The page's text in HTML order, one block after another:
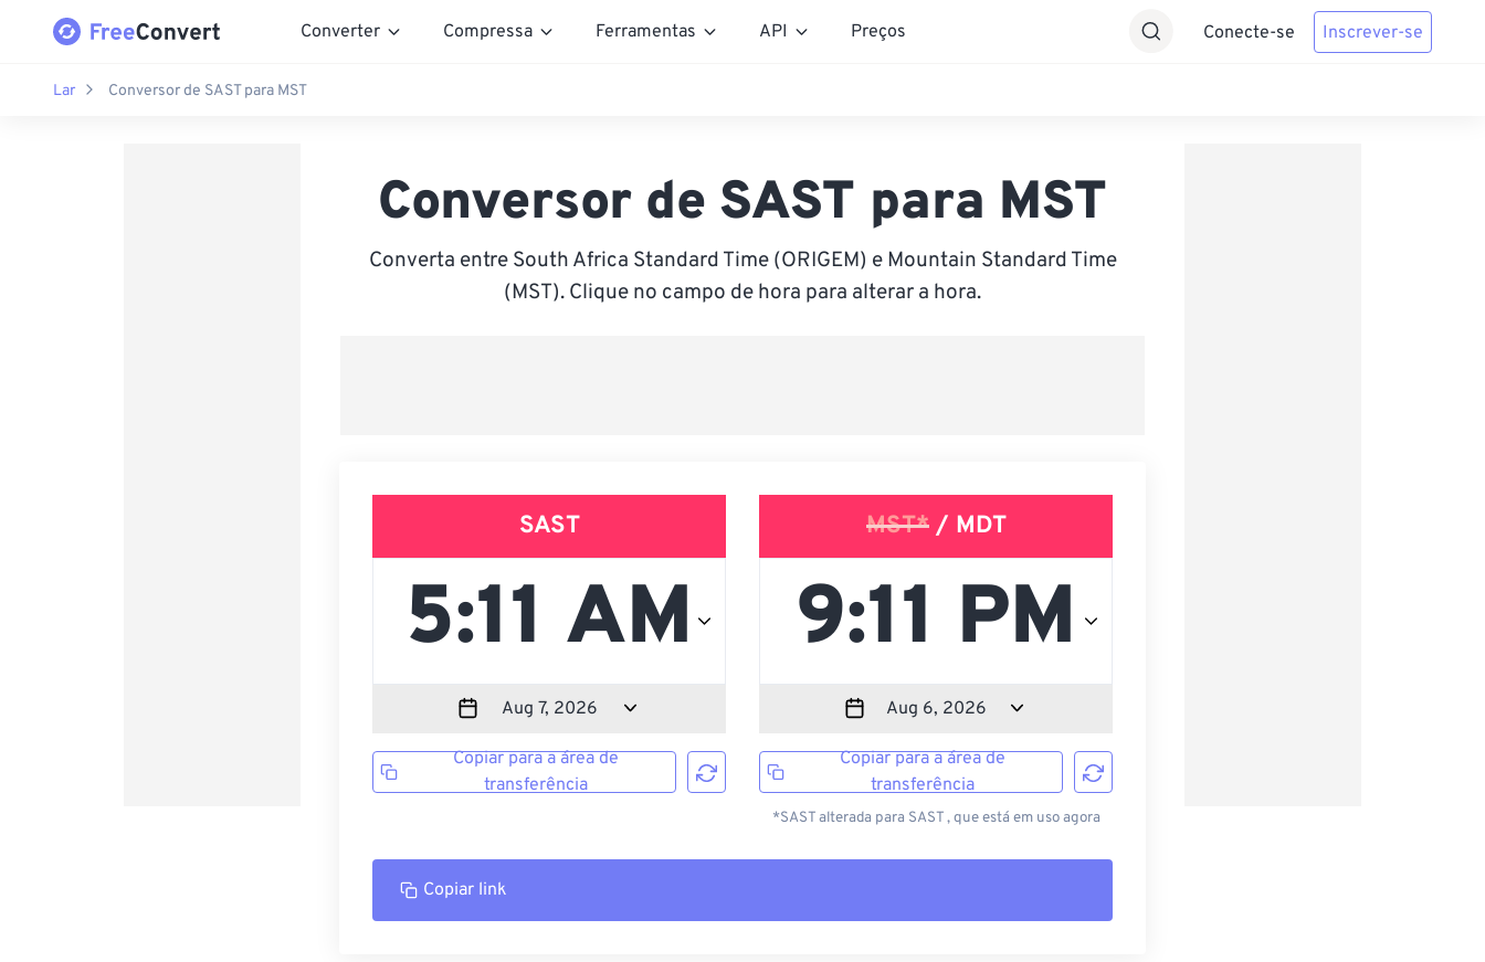
Converter Compressa Ferramentas API Preços Conecte-se Inscrever-se
Lar Conversor de SAST para MST
Conversor de SAST para MST
Converta entre South Africa Standard Time (ORIGEM) e Mountain Standard Time
(MST). Clique no campo de hora para alterar a hora.
SAST
Copiar para a área de
transferência
MST*/ MDT
Copiar para a área de
transferência
*SAST alterada para SAST , que está em uso agora
Copiar link